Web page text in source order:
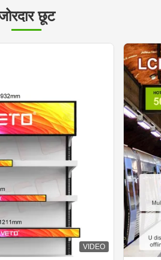
छूट
VIDEO